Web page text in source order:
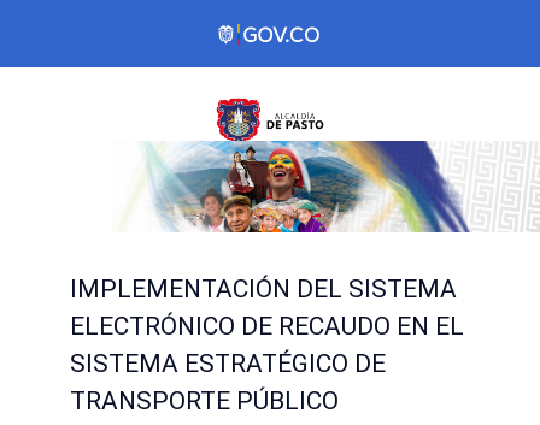
IMPLEMENTACIÓN DEL SISTEMA
ELECTRÓNICO DE RECAUDO EN EL
SISTEMA ESTRATÉGICO DE
TRANSPORTE PÚBLICO